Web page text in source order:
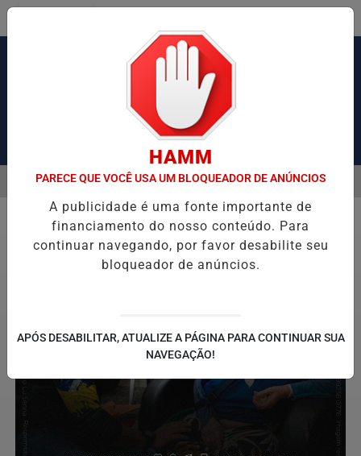
Pesquisar Notícia
CONGESTIONAMENTO DE MAIS DE 2 MIL KM PIX PENSÃO
EM ALTA
MENU
Política
HAMM
PARECE QUE VOCÊ USA UM BLOQUEADOR DE ANÚNCIOS
A publicidade é uma fonte importante de
financiamento do nosso conteúdo. Para
continuar navegando, por favor desabilite seu
bloqueador de anúncios.
APÓS DESABILITAR, ATUALIZE A PÁGINA PARA CONTINUAR SUA
NAVEGAÇÃO!